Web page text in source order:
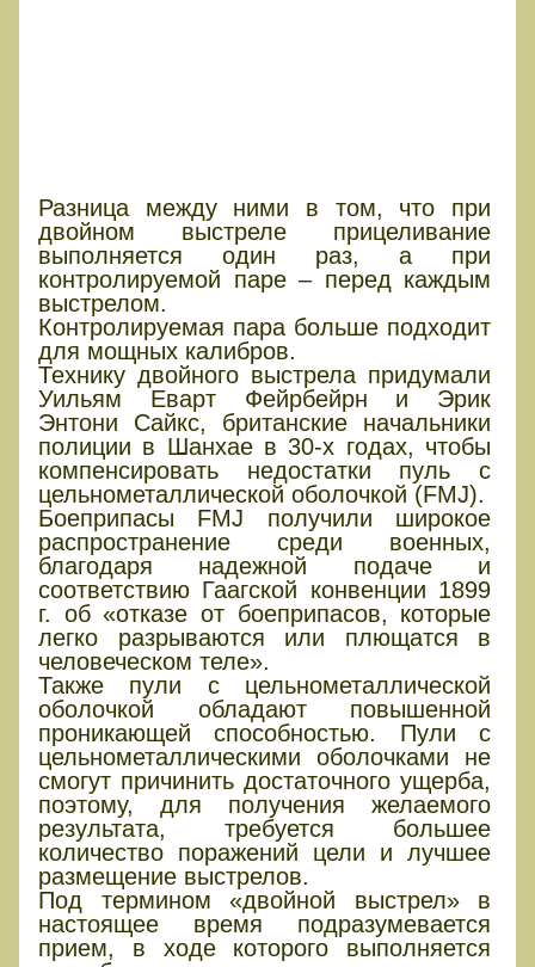
Разница между ними в том, что при
двойном выстреле прицеливание
выполняется один раз, а при
контролируемой паре – перед каждым
выстрелом.
Контролируемая пара больше подходит
для мощных калибров.
Технику двойного выстрела придумали
Уильям Еварт Фейрбейрн и Эрик
Энтони Сайкс, британские начальники
полиции в Шанхае в 30-х годах, чтобы
компенсировать недостатки пуль с
цельнометаллической оболочкой (FMJ).
Боеприпасы FMJ получили широкое
распространение среди военных,
благодаря надежной подаче и
соответствию Гаагской конвенции 1899
г. об «отказе от боеприпасов, которые
легко разрываются или плющатся в
человеческом теле».
Также пули с цельнометаллической
оболочкой обладают повышенной
проникающей способностью. Пули с
цельнометаллическими оболочками не
смогут причинить достаточного ущерба,
поэтому, для получения желаемого
результата, требуется большее
количество поражений цели и лучшее
размещение выстрелов.
Под термином «двойной выстрел» в
настоящее время подразумевается
прием, в ходе которого выполняется